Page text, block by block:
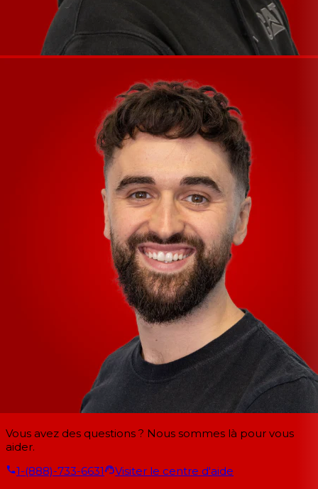
Vous avez des questions ? Nous sommes là pour vous
aider.
1-(888)-733-6631
Visiter le centre d'aide